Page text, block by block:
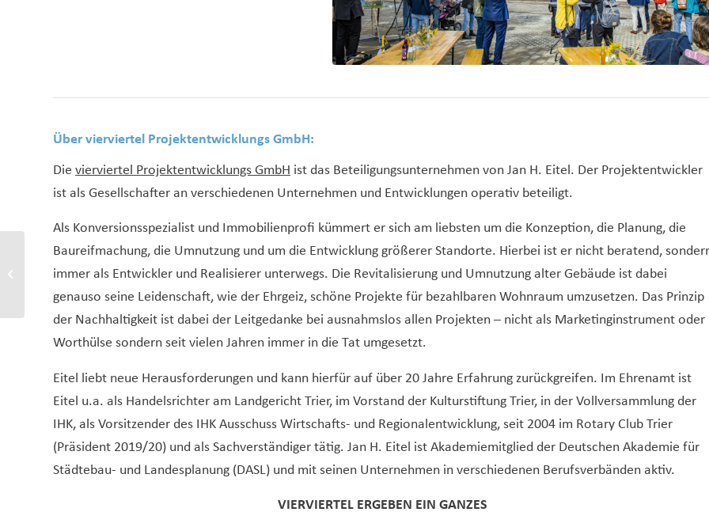
Über vierviertel Projektentwicklungs GmbH:
Die vierviertel Projektentwicklungs GmbH ist das Beteiligungsunternehmen von Jan H. Eitel. Der Projektentwickler
ist als Gesellschafter an verschiedenen Unternehmen und Entwicklungen operativ beteiligt.
Als Konversionsspezialist und Immobilienprofi kümmert er sich am liebsten um die Konzeption, die Planung, die
Baureifmachung, die Umnutzung und um die Entwicklung größerer Standorte. Hierbei ist er nicht beratend,
immer als Entwickler und Realisierer unterwegs. Die Revitalisierung und Umnutzung alter Gebäude ist dabei
genauso seine Leidenschaft, wie der Ehrgeiz, schöne Projekte für bezahlbaren Wohnraum umzusetzen. Das Prinzip
der Nachhaltigkeit ist dabei der Leitgedanke bei ausnahmslos allen Projekten – nicht als Marketinginstrument oder
Worthülse sondern seit vielen Jahren immer in die Tat umgesetzt.
Eitel liebt neue Herausforderungen und kann hierfür auf über 20 Jahre Erfahrung zurückgreifen. Im Ehrenamt ist
Eitel u.a. als Handelsrichter am Landgericht Trier, im Vorstand der Kulturstiftung Trier, in der Vollversammlung der
IHK, als Vorsitzender des IHK Ausschuss Wirtschafts- und Regionalentwicklung, seit 2004 im Rotary Club Trier
(Präsident 2019/20) und als Sachverständiger tätig. Jan H. Eitel ist Akademiemitglied der Deutschen Akademie für
Städtebau- und Landesplanung (DASL) und mit seinen Unternehmen in verschiedenen Berufsverbänden aktiv.
VIERVIERTEL ERGEBEN EIN GANZES
Neue Vitalitätskennziffer
für Cities von
Städte haben...